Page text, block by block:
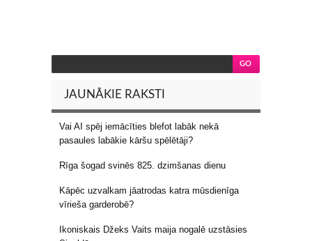
JAUNĀKIE RAKSTI
Vai AI spēj iemācīties blefot labāk nekā
pasaules labākie kāršu spēlētāji?
Rīga šogad svinēs 825. dzimšanas dienu
Kāpēc uzvalkam jāatrodas katra mūsdienīga
vīrieša garderobē?
Ikoniskais Džeks Vaits maija nogalē uzstāsies